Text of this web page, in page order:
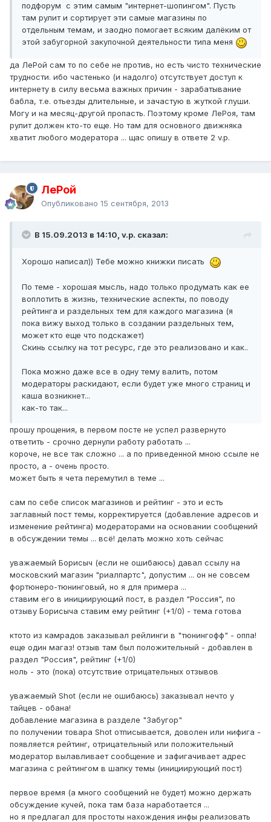
подфорум с этим самым "интернет-шопингом". Пусть
там рулит и сортирует эти самые магазины по
отдельным темам, и заодно помогает всяким далёким от
этой забугорной закупочной деятельности типа меня
да ЛеРой сам то по себе не против, но есть чисто технические
трудности. ибо частенько (и надолго) отсутствует доступ к
интернету в силу весьма важных причин - зарабатывание
бабла, т.е. отьезды длительные, и зачастую в жуткой глуши.
Могу и на месяц-другой пропасть. Поэтому кроме ЛеРоя, там
рулит должен кто-то еще. Но там для основного движняка
хватит любого модератора ... щас опишу в ответе 2 v.p.
ЛеРой
Опубликовано 15 сентября, 2013
В 15.09.2013 в 14:10, v.p. сказал:
Хорошо написал)) Тебе можно книжки писать
По теме - хорошая мысль, надо только продумать как ее
воплотить в жизнь, технические аспекты, по поводу
рейтинга и раздельных тем для каждого магазина (я
пока вижу выход только в создании раздельных тем,
может кто еще что подскажет)
Скинь ссылку на тот ресурс, где это реализовано и как..
Пока можно даже все в одну тему валить, потом
модераторы раскидают, если будет уже много страниц и
каша возникнет...
как-то так...
прошу прощения, в первом посте не успел развернуто
ответить - срочно дернули работу работать ...
короче, не все так сложно ... а по приведенной мною ссыле не
просто, а - очень просто.
может быть я чета перемутил в теме ...
сам по себе список магазинов и рейтинг - это и есть
заглавный пост темы, корректируется (добавление адресов и
изменение рейтинга) модераторами на основании сообщений
в обсуждении темы ... всё! делать можно хоть сейчас
уважаемый Борисыч (если не ошибаюсь) давал ссылу на
московский магазин "риалпартс", допустим ... он не совсем
фортюнеро-тюнинговый, но я для примера ...
ставим его в инициирующий пост, в раздел "Россия", по
отзыву Борисыча ставим ему рейтинг (+1/0) - тема готова
ктото из камрадов заказывал рейлинги в "тюнингофф" - оппа!
еще один магаз! отзыв там был положительный - добавлен в
раздел "Россия", рейтинг (+1/0)
ноль - это (пока) отсутствие отрицательных отзывов
уважаемый Shot (если не ошибаюсь) заказывал нечто у
тайцев - обана!
добавление магазина в разделе "Забугор"
по получении товара Shot отписывается, доволен или нифига -
появляется рейтинг, отрицательный или положительный
модератор вылавливает сообщение и зафигачивает адрес
магазина с рейтингом в шапку темы (инициирующий пост)
первое время (а много сообщений не будет) можно держать
обсуждение кучей, пока там база наработается ...
но я предлагал для простоты нахождения инфы реализовать